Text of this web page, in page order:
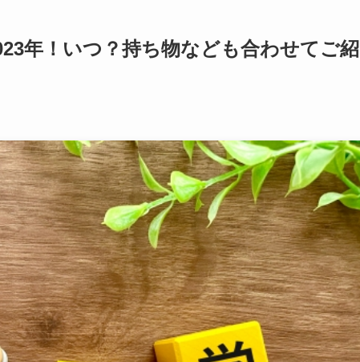
年！いつ？持ち物なども合わせてご紹